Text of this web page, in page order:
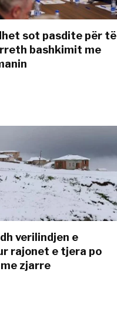
sot pasdite për të
bashkimit me
verilindjen e
rajonet e tjera po
zjarre